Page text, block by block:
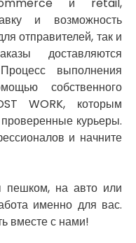
и возможность
отправителей, так и
доставляются
выполнения
собственного
WORK, которым
курьеры.
и начните
пешком, на авто или
именно для вас.
вместе с нами!